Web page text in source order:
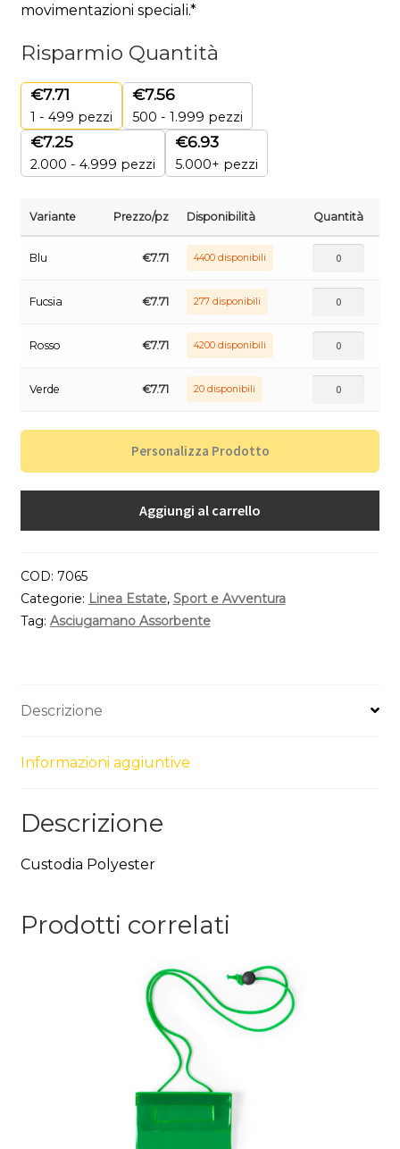
movimentazioni speciali.*
Risparmio Quantità
€7.71
1 - 499 pezzi
€7.56
500 - 1.999 pezzi
€7.25
2.000 - 4.999 pezzi
€6.93
5.000+ pezzi
Variante Prezzo/pz Disponibilità Quantità
Blu €7.71 4400 disponibili
Fucsia €7.71 277 disponibili
Rosso €7.71 4200 disponibili
Verde €7.71 20 disponibili
Personalizza Prodotto
Aggiungi al carrello
COD: 7065
Categorie: Linea Estate, Sport e Avventura
Tag: Asciugamano Assorbente
Descrizione
Informazioni aggiuntive
Descrizione
Custodia Polyester
Prodotti correlati